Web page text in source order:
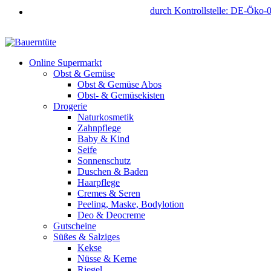
durch Kontrollstelle: DE-Öko-
Online Supermarkt
Obst & Gemüse
Obst & Gemüse Abos
Obst- & Gemüsekisten
Drogerie
Naturkosmetik
Zahnpflege
Baby & Kind
Seife
Sonnenschutz
Duschen & Baden
Haarpflege
Cremes & Seren
Peeling, Maske, Bodylotion
Deo & Deocreme
Gutscheine
Süßes & Salziges
Kekse
Nüsse & Kerne